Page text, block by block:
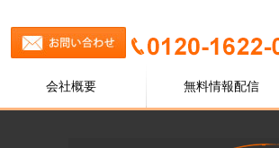
会社概要 無料情報配信